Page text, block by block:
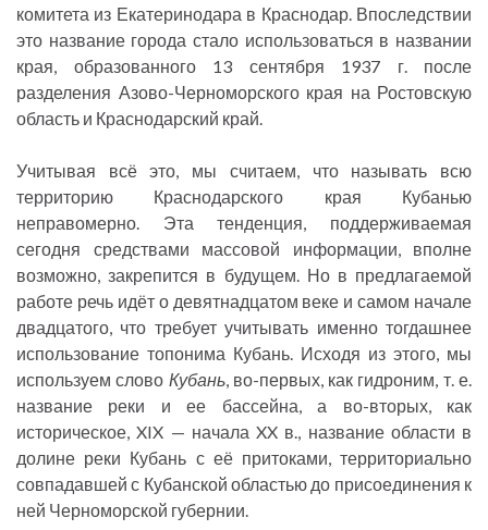
комитета из Екатеринодара в Краснодар. Впоследствии
это название города стало использоваться в названии
края, образованного 13 сентября 1937 г. после
разделения Азово-Черноморского края на Ростовскую
область и Краснодарский край.
Учитывая всё это, мы считаем, что называть всю
территорию Краснодарского края Кубанью
неправомерно. Эта тенденция, поддерживаемая
сегодня средствами массовой информации, вполне
возможно, закрепится в будущем. Но в предлагаемой
работе речь идёт о девятнадцатом веке и самом начале
двадцатого, что требует учитывать именно тогдашнее
использование топонима Кубань. Исходя из этого, мы
используем слово Кубань, во-первых, как гидроним, т. е.
название реки и ее бассейна, а во-вторых, как
историческое, XIX — начала XX в., название области в
долине реки Кубань с её притоками, территориально
совпадавшей с Кубанской областью до присоединения к
ней Черноморской губернии.